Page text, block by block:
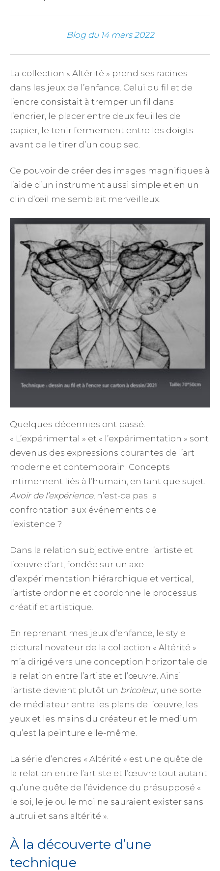
Blog du 14 mars 2022
La collection « Altérité » prend ses racines
dans les jeux de l’enfance. Celui du fil et de
l’encre consistait à tremper un fil dans
l’encrier, le placer entre deux feuilles de
papier, le tenir fermement entre les doigts
avant de le tirer d’un coup sec.
Ce pouvoir de créer des images magnifiques à
l’aide d’un instrument aussi simple et en un
clin d’œil me semblait merveilleux.
Quelques décennies ont passé.
« L’expérimental » et « l’expérimentation » sont
devenus des expressions courantes de l’art
moderne et contemporain. Concepts
intimement liés à l’humain, en tant que sujet.
Avoir de l’expérience, n’est-ce pas la
confrontation aux événements de
l’existence ?
Dans la relation subjective entre l’artiste et
l’œuvre d’art, fondée sur un axe
d’expérimentation hiérarchique et vertical,
l’artiste ordonne et coordonne le processus
créatif et artistique.
En reprenant mes jeux d’enfance, le style
pictural novateur de la collection « Altérité »
m’a dirigé vers une conception horizontale de
la relation entre l’artiste et l’œuvre. Ainsi
l’artiste devient plutôt un bricoleur, une sorte
de médiateur entre les plans de l’œuvre, les
yeux et les mains du créateur et le medium
qu’est la peinture elle-même.
La série d’encres « Altérité » est une quête de
la relation entre l’artiste et l’œuvre tout autant
qu’une quête de l’évidence du présupposé «
le soi, le je ou le moi ne sauraient exister sans
autrui et sans altérité ».
À la découverte d’une
technique